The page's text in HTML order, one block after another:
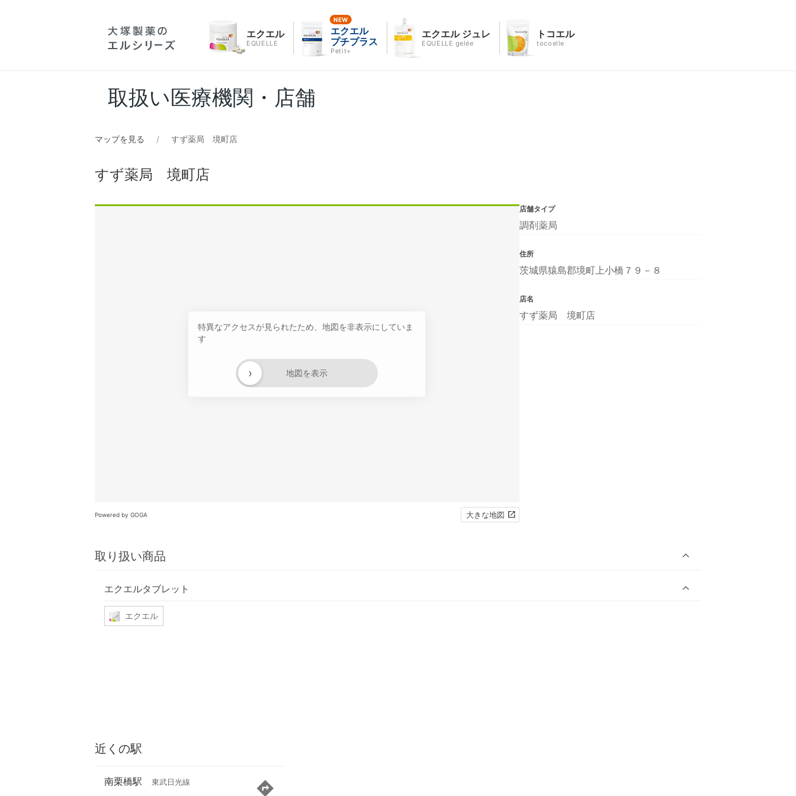
エクエル
EQUELLE
エクエル
プチプラス
Petit+
エクエル ジュレ
EQUELLE gelée
トコエル
tocoelle
取扱い医療機関・店舗
マップを見る すず薬局 境町店
すず薬局 境町店
特異なアクセスが見られたため、地図を非表示にしていま
す
地図を表示
›
Powered by GOGA 大きな地図
取り扱い商品
エクエルタブレット
エクエル
店舗タイプ
調剤薬局
住所
茨城県猿島郡境町上小橋７９－８
店名
すず薬局 境町店
近くの駅
南栗橋駅 東武日光線